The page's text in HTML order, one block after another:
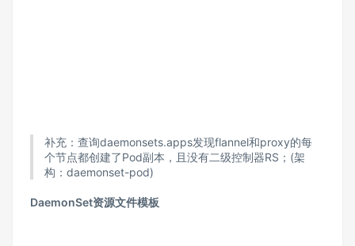
补充：查询daemonsets.apps发现flannel和proxy的每
个节点都创建了Pod副本，且没有二级控制器RS；(架
构：daemonset-pod)
DaemonSet资源文件模板